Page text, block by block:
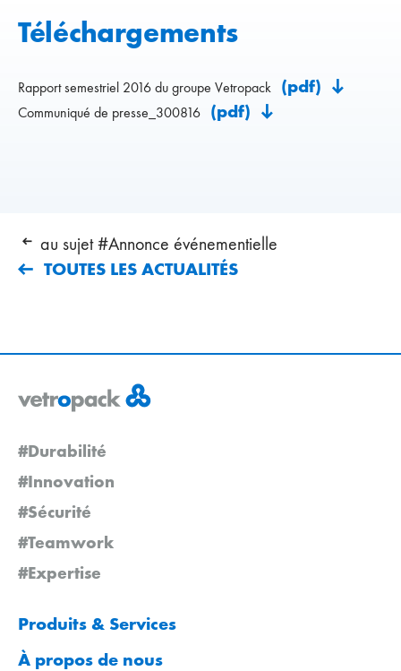
Téléchargements
Rapport semestriel 2016 du groupe Vetropack (pdf)
Communiqué de presse_300816 (pdf)
au sujet #Annonce événementielle
TOUTES LES ACTUALITÉS
#Durabilité
#Innovation
#Sécurité
#Teamwork
#Expertise
Produits & Services
À propos de nous